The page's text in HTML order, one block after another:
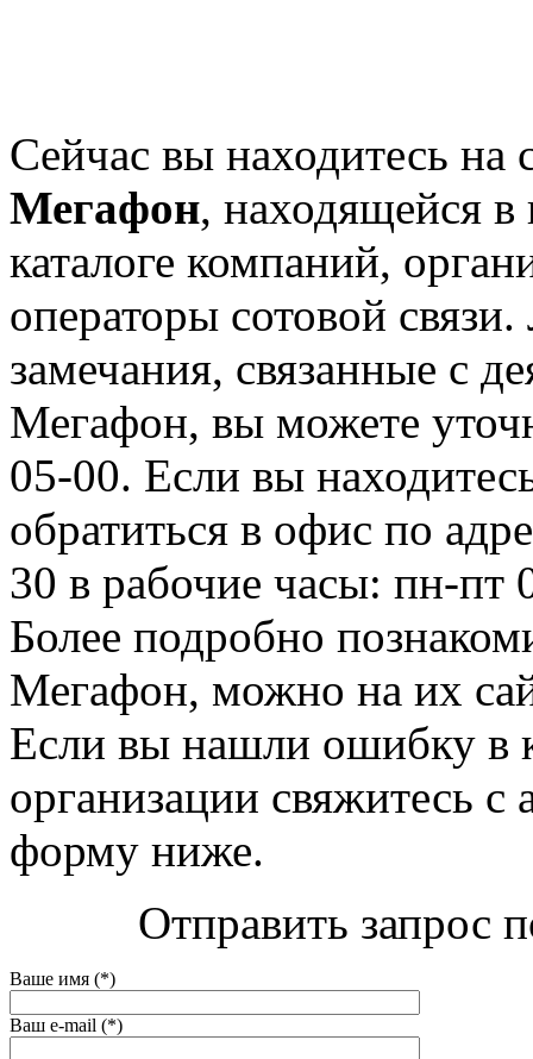
Сейчас вы находитесь на
Мегафон, находящейся
каталоге компаний,
операторы сотовой
замечания, связанные с
Мегафон, вы можете
05-00. Если вы
обратиться в офис по
30 в рабочие часы: пн-пт
Более подробно
Мегафон, можно на их
Если вы нашли ошибку в
организации свяжитесь
форму ниже.
Отправить запрос
Ваше имя (*)
Ваш e-mail (*)